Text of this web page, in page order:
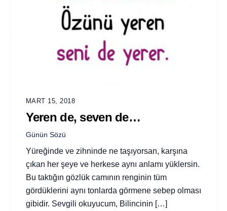
MART 15, 2018
Yeren de, seven de…
Günün Sözü
Yüreğinde ve zihninde ne taşıyorsan, karşına
çıkan her şeye ve herkese aynı anlamı yüklersin.
Bu taktığın gözlük camının renginin tüm
gördüklerini aynı tonlarda görmene sebep olması
gibidir. Sevgili okuyucum, Bilincinin […]